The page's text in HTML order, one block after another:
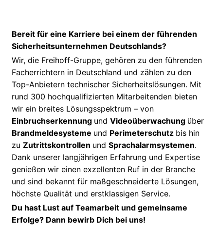
Bereit für eine Karriere bei einem der führenden
Sicherheitsunternehmen Deutschlands?
Wir, die Freihoff-Gruppe, gehören zu den führenden
Facherrichtern in Deutschland und zählen zu den
Top-Anbietern technischer Sicherheitslösungen. Mit
rund 300 hochqualifizierten Mitarbeitenden bieten
wir ein breites Lösungsspektrum – von
Einbruchserkennung und Videoüberwachung über
Brandmeldesysteme und Perimeterschutz bis hin
zu Zutrittskontrollen und Sprachalarmsystemen.
Dank unserer langjährigen Erfahrung und Expertise
genießen wir einen exzellenten Ruf in der Branche
und sind bekannt für maßgeschneiderte Lösungen,
höchste Qualität und erstklassigen Service.
Du hast Lust auf Teamarbeit und gemeinsame
Erfolge? Dann bewirb Dich bei uns!